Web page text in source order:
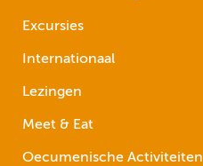
Excursies
Internationaal
Lezingen
Meet & Eat
Oecumenische Activiteiten